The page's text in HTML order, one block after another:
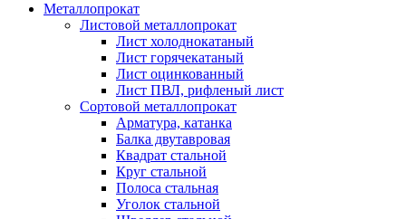
Металлопрокат
Листовой металлопрокат
Лист холоднокатаный
Лист горячекатаный
Лист оцинкованный
Лист ПВЛ, рифленый лист
Сортовой металлопрокат
Арматура, катанка
Балка двутавровая
Квадрат стальной
Круг стальной
Полоса стальная
Уголок стальной